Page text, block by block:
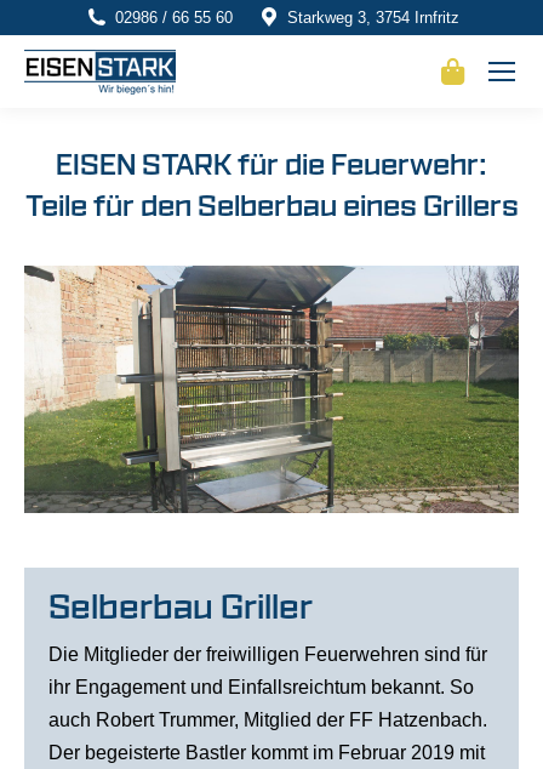
02986 / 66 55 60 Starkweg 3, 3754 Irnfritz
EISEN STARK für die Feuerwehr:
Teile für den Selberbau eines Grillers
Selberbau Griller
Die Mitglieder der freiwilligen Feuerwehren sind für
ihr Engagement und Einfallsreichtum bekannt. So
auch Robert Trummer, Mitglied der FF Hatzenbach.
Der begeisterte Bastler kommt im Februar 2019 mit